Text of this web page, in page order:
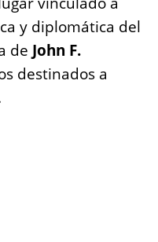
y diplomática del
de John F.
destinados a